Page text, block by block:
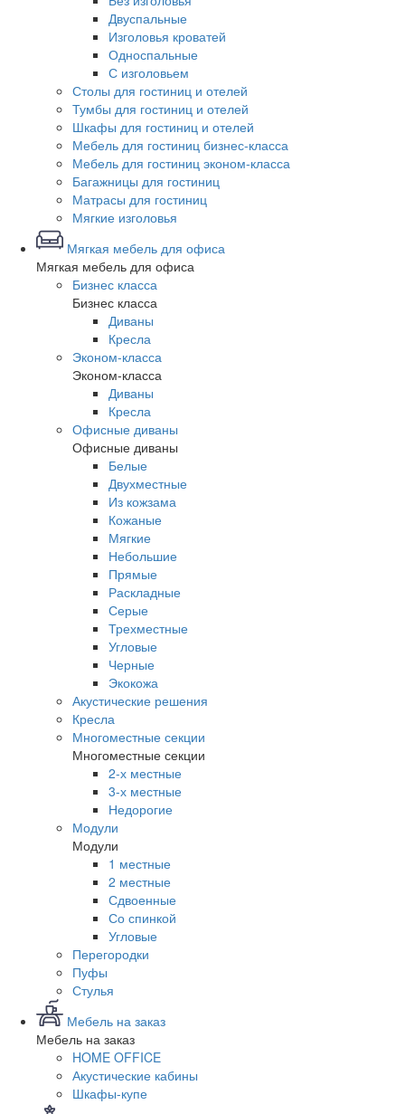
Двуспальные
Изголовья кроватей
Односпальные
С изголовьем
Столы для гостиниц и отелей
Тумбы для гостиниц и отелей
Шкафы для гостиниц и отелей
Мебель для гостиниц бизнес-класса
Мебель для гостиниц эконом-класса
Багажницы для гостиниц
Матрасы для гостиниц
Мягкие изголовья
Мягкая мебель для офиса
Мягкая мебель для офиса
Бизнес класса
Бизнес класса
Диваны
Кресла
Эконом-класса
Эконом-класса
Диваны
Кресла
Офисные диваны
Офисные диваны
Белые
Двухместные
Из кожзама
Кожаные
Мягкие
Небольшие
Прямые
Раскладные
Серые
Трехместные
Угловые
Черные
Экокожа
Акустические решения
Кресла
Многоместные секции
Многоместные секции
2-х местные
3-х местные
Недорогие
Модули
Модули
1 местные
2 местные
Сдвоенные
Со спинкой
Угловые
Перегородки
Пуфы
Стулья
Мебель на заказ
Мебель на заказ
HOME OFFICE
Акустические кабины
Шкафы-купе